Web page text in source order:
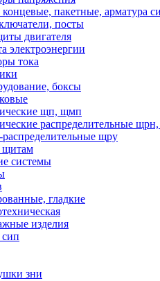
пакетные, арматура
посты
двигателя
электроэнергии
тока
боксы
щп, щмп
распределительные
щру
щитам
системы
гладкие
изделия
зни